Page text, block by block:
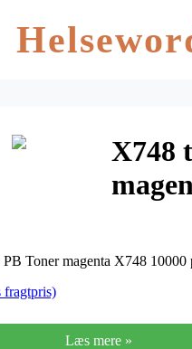
X748
Toner magenta X748 10000
fragtpris)
Læs mere »